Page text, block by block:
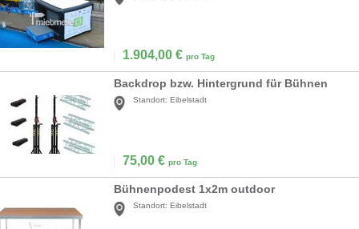
1.904,00 € pro Tag
Backdrop bzw. Hintergrund für Bühnen
Standort: Eibelstadt
75,00 € pro Tag
Bühnenpodest 1x2m outdoor
Standort: Eibelstadt